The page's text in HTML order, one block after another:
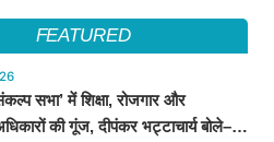
FEATURED
सभा’ में शिक्षा, रोजगार और
की गूंज, दीपंकर भट्टाचार्य बोले–